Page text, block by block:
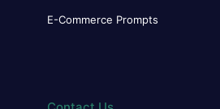
E-Commerce Prompts